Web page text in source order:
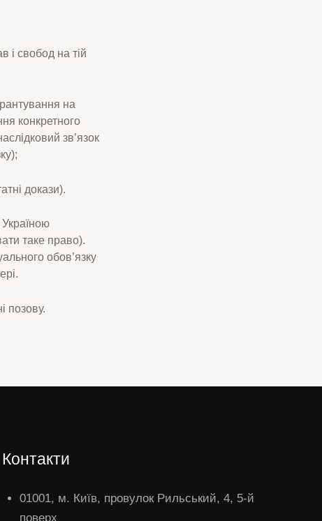
і свобод на тій
на
конкретного
зв’язок
докази).
таке право).
обов’язку
позову.
Контакти
01001, м. Київ, провулок Рильський, 4, 5-й
поверх